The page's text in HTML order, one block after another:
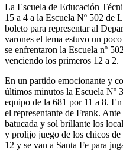
La Escuela de Educación
15 a 4 a la Escuela Nº 502 de
boleto para representar al
varones el tema estuvo un
se enfrentaron la Escuela nº
venciendo los primeros 12 a 2.
En un partido emocionante y
últimos minutos la Escuela Nº
equipo de la 681 por 11 a 8.
el representante de Frank.
batucada y sol brillante los
y prolijo juego de los chicos
12 y se van a Santa Fe para